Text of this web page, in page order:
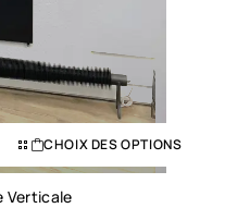
CHOIX DES OPTIONS
Verticale